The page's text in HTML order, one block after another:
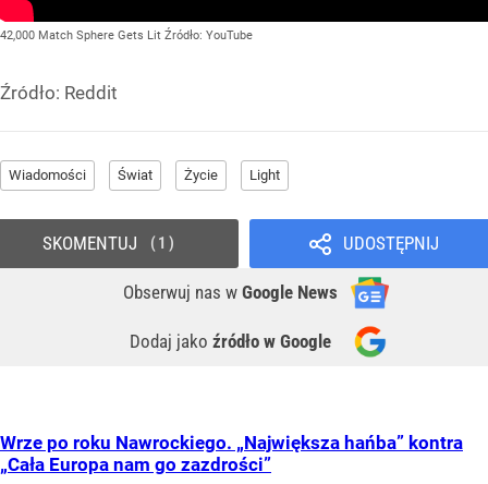
42,000 Match Sphere Gets Lit Źródło: YouTube
Źródło: Reddit
Wiadomości Świat Życie Light
UDOSTĘPNIJ
Obserwuj nas w Google News
Dodaj jako źródło w Google
SKOMENTUJ 1
Wrze po roku Nawrockiego. „Największa hańba” kontra
„Cała Europa nam go zazdrości”